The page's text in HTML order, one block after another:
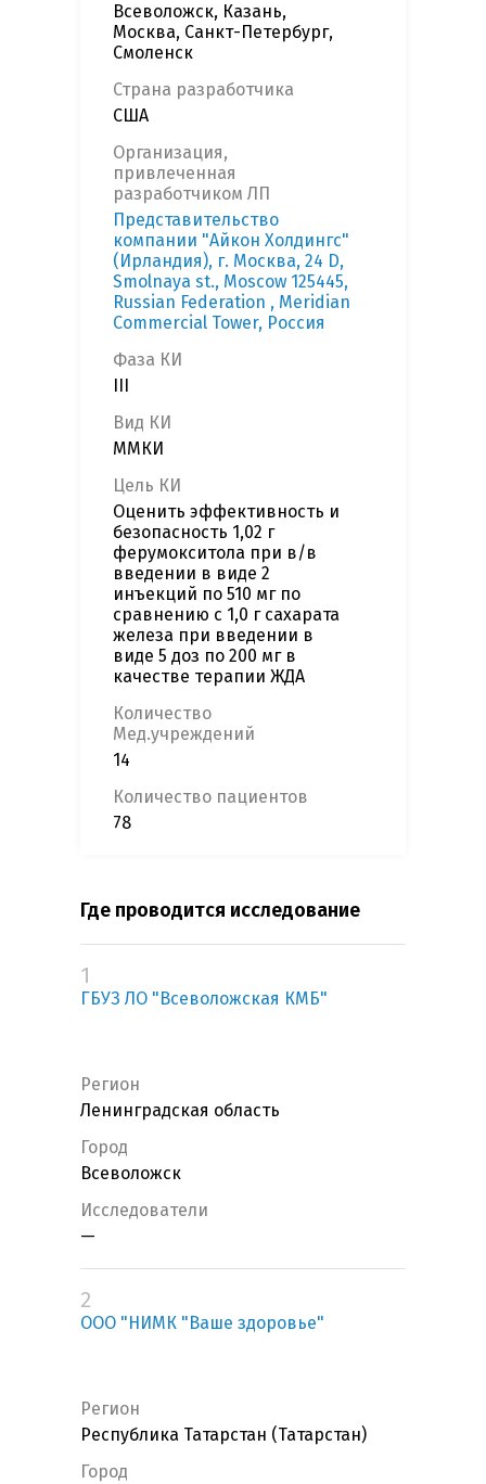
Всеволожск, Казань,
Москва, Санкт-Петербург,
Смоленск
Страна разработчика
США
Организация,
привлеченная
разработчиком ЛП
Представительство
компании "Айкон Холдингс"
(Ирландия), г. Москва, 24 D,
Smolnaya st., Moscow 125445,
Russian Federation , Meridian
Commercial Tower, Россия
Фаза КИ
Вид КИ
ММКИ
Цель КИ
Оценить эффективность и
безопасность 1,02 г
ферумокситола при в/в
введении в виде 2
инъекций по 510 мг по
сравнению с 1,0 г сахарата
железа при введении в
виде 5 доз по 200 мг в
качестве терапии ЖДА
Количество
Мед.учреждений
14
Количество пациентов
78
Где проводится исследование
1
ГБУЗ ЛО "Всеволожская КМБ"
Регион
Ленинградская область
Город
Всеволожск
Исследователи
—
2
ООО "НИМК "Ваше здоровье"
Регион
Республика Татарстан (Татарстан)
Город